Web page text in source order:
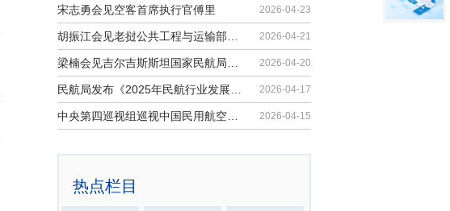
宋志勇会见空客首席执行官傅里 2026-04-23
2026-04-21
2026-04-20
2026-04-17
2026-04-15
热点栏目